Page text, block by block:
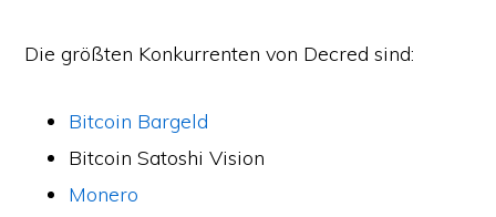
Die größten Konkurrenten von Decred sind:
Bitcoin Bargeld
Bitcoin Satoshi Vision
Monero